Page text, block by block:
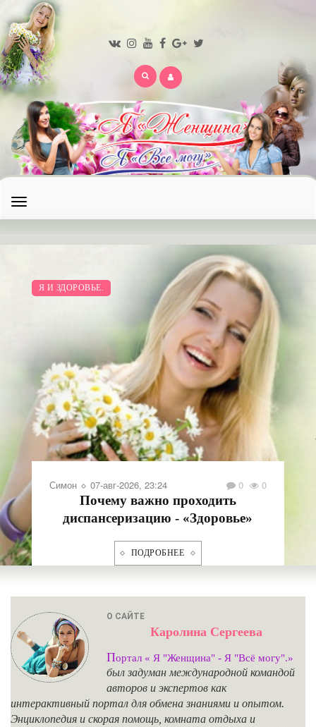
Открыть
меню
Я И ЗДОРОВЬЕ.
Афанасий 07-авг-2026, 23:24 0 0
Как привести себя в форму за пару
дней - «Здоровье»
ПОДРОБНЕЕ
О САЙТЕ
Каролина Сергеева
Портал « Я "Женщина" - Я "Всё могу".»
был задуман международной командой
авторов и экспертов как
интерактивный портал для обмена знаниями и опытом.
Энциклопедия и скорая помощь, комната отдыха и